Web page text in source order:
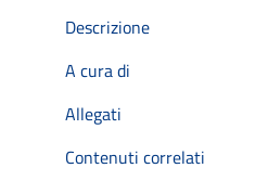
Descrizione
A cura di
Allegati
Contenuti correlati